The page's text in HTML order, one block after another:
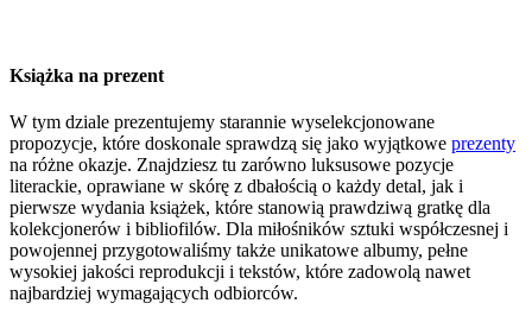
Książka na prezent
W tym dziale prezentujemy starannie wyselekcjonowane
propozycje, które doskonale sprawdzą się jako wyjątkowe prezenty
na różne okazje. Znajdziesz tu zarówno luksusowe pozycje
literackie, oprawiane w skórę z dbałością o każdy detal, jak i
pierwsze wydania książek, które stanowią prawdziwą gratkę dla
kolekcjonerów i bibliofilów. Dla miłośników sztuki współczesnej i
powojennej przygotowaliśmy także unikatowe albumy, pełne
wysokiej jakości reprodukcji i tekstów, które zadowolą nawet
najbardziej wymagających odbiorców.